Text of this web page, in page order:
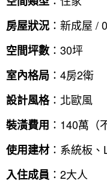
房屋狀況 ：新成屋 /
空間坪數 ：30坪
室內格局 ：4房2衛
設計風格：北歐風
裝潢費用 ：140萬（
使用建材 ：系統板
入住成員 ：2大人